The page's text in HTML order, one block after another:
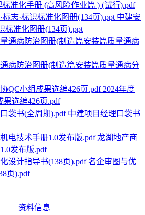
准化手册 (高风险作业篇 ) (试行).pdf
中建安
标准化图册(134页).ppt
病防治图册(制造篇安装篇质量通病分
2024年度
果选编426页.pdf
中建项目经理口袋书
龙湖地产商
发布版.pdf
名企审图与优
页).pdf
资料信息